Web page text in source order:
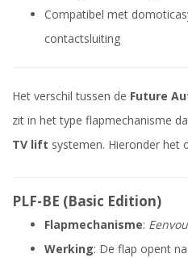
Compatibel met
contactsluiting
Het verschil tussen de Future
zit in het type flapmechanisme
TV lift systemen. Hieronder het
PLF-BE (Basic Edition)
Flapmechanisme:
Werking: De flap opent